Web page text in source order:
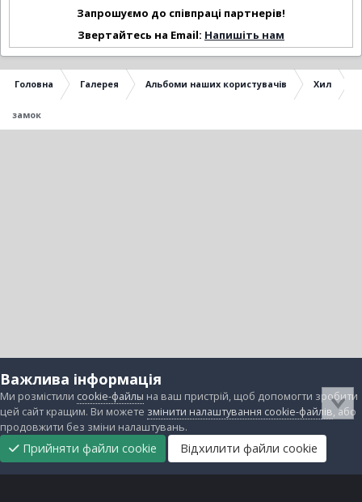
Запрошуємо до співпраці партнерів!
Звертайтесь на Email: Напишіть нам
Головна Галерея Альбоми наших користувачів Хил
замок
Важлива інформація
Ми розмістили cookie-файлы на ваш пристрій, щоб допомогти зробити
цей сайт кращим. Ви можете змінити налаштування cookie-файлів, або
продовжити без зміни налаштувань.
Прийняти файли cookie Відхилити файли cookie
Головна
Підтримати
нас
Прибрати
рекламу
Завантаження Непрочитані Реєстрація